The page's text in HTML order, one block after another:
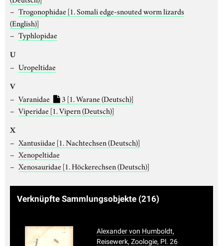
Trogonophidae [1. Somali edge-snouted worm lizards
(English)]
Typhlopidae
U
Uropeltidae
V
Varanidae 3 [1. Warane (Deutsch)]
Viperidae [1. Vipern (Deutsch)]
X
Xantusiidae [1. Nachtechsen (Deutsch)]
Xenopeltidae
Xenosauridae [1. Höckerechsen (Deutsch)]
Verknüpfte Sammlungsobjekte (216)
Alexander von Humboldt,
Reisewerk, Zoologie, Pl. 26